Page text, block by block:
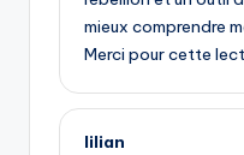
mieux comprendre
Merci pour cette
lilian